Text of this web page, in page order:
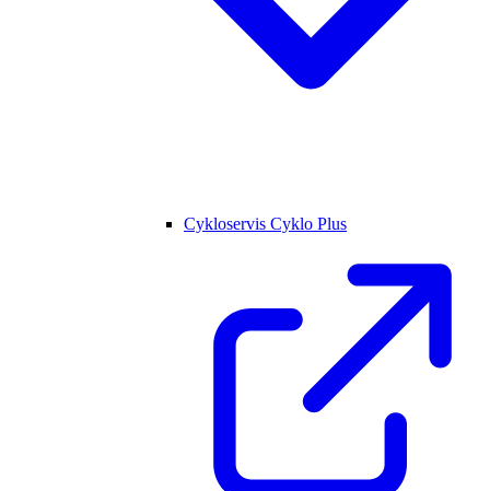
Cykloservis Cyklo Plus